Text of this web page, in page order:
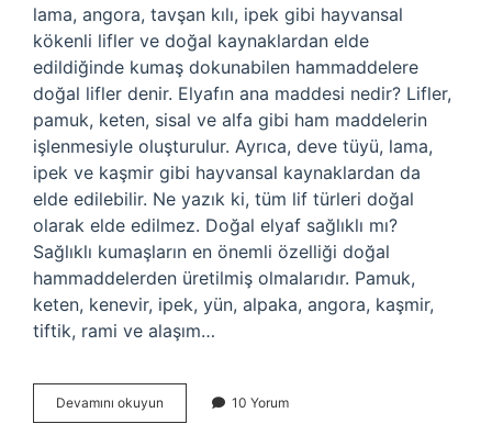
lama, angora, tavşan kılı, ipek gibi hayvansal
kökenli lifler ve doğal kaynaklardan elde
edildiğinde kumaş dokunabilen hammaddelere
doğal lifler denir. Elyafın ana maddesi nedir? Lifler,
pamuk, keten, sisal ve alfa gibi ham maddelerin
işlenmesiyle oluşturulur. Ayrıca, deve tüyü, lama,
ipek ve kaşmir gibi hayvansal kaynaklardan da
elde edilebilir. Ne yazık ki, tüm lif türleri doğal
olarak elde edilmez. Doğal elyaf sağlıklı mı?
Sağlıklı kumaşların en önemli özelliği doğal
hammaddelerden üretilmiş olmalarıdır. Pamuk,
keten, kenevir, ipek, yün, alpaka, angora, kaşmir,
tiftik, rami ve alaşım…
Devamını okuyun
Dogal
10 Yorum